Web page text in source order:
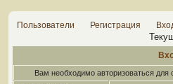
Пользователи Регистрация
Вам необходимо авторизоваться